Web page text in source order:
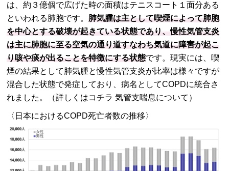
は、約３億個で広げた時の面積はテニスコート１面分ある
といわれる肺胞です。 肺気腫は主として喫煙によって肺胞
を中心とする破壊が起きている状態であり、慢性気管支炎
は主に肺胞に至る空気の通り道すなわち気道に障害が起こ
り咳や痰が出ることを特徴にする状態です。現実には、喫
煙の結果として肺気腫と慢性気管支炎が比率は様々ですが
混合した状態で発症しており、病名としてCOPDに統合さ
れました。
（詳しくはコチラ 気管支喘息について）
〈日本におけるCOPD死亡者数の推移〉